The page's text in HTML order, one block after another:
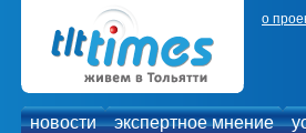
о
новости экспертное мнение